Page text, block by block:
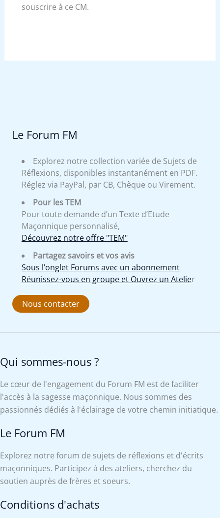
souscrire à ce CM.
Le Forum FM
Explorez notre collection variée de Sujets de
Réflexions, disponibles instantanément en PDF.
Réglez via PayPal, par CB, Chèque ou Virement.
Pour les TEM
Pour toute demande d’un Texte d’Etude
Maçonnique personnalisé,
Découvrez notre offre "TEM"
Partagez savoirs et vos avis
Sous l’onglet Forums avec un abonnement
Réunissez-vous en groupe et Ouvrez un Atelier
Nous contacter
Qui sommes-nous ?
Le cœur de l'engagement du Forum FM est de faciliter
l'accès à la sagesse maçonnique. Nous sommes des
passionnés dédiés à l'éclairage de votre chemin initiatique.
Le Forum FM
Explorez notre forum de sujets de réflexions et d'écrits
maçonniques. Participez à des ateliers, cherchez du
soutien auprès de frères et soeurs.
Conditions d'achats